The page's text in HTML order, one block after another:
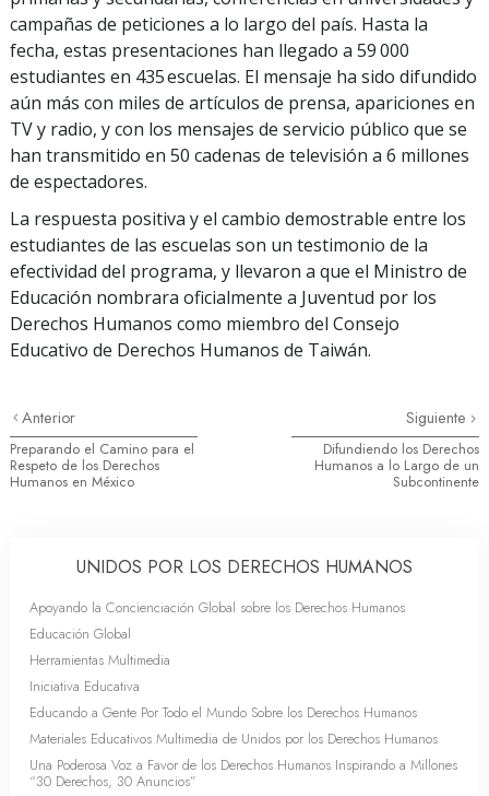
campañas de peticiones a lo largo del país. Hasta la
fecha, estas presentaciones han llegado a 59 000
estudiantes en 435 escuelas. El mensaje ha sido difundido
aún más con miles de artículos de prensa, apariciones en
TV y radio, y con los mensajes de servicio público que se
han transmitido en 50 cadenas de televisión a 6 millones
de espectadores.
La respuesta positiva y el cambio demostrable entre los
estudiantes de las escuelas son un testimonio de la
efectividad del programa, y llevaron a que el Ministro de
Educación nombrara oficialmente a Juventud por los
Derechos Humanos como miembro del Consejo
Educativo de Derechos Humanos de Taiwán.
Anterior
Preparando el Camino para el
Respeto de los Derechos
Humanos en México
Siguiente
Difundiendo los Derechos
Humanos a lo Largo de un
Subcontinente
UNIDOS POR LOS DERECHOS HUMANOS
Apoyando la Concienciación Global sobre los Derechos Humanos
Educación Global
Herramientas Multimedia
Iniciativa Educativa
Educando a Gente Por Todo el Mundo Sobre los Derechos Humanos
Materiales Educativos Multimedia de Unidos por los Derechos Humanos
Una Poderosa Voz a Favor de los Derechos Humanos Inspirando a Millones
“30 Derechos, 30 Anuncios”